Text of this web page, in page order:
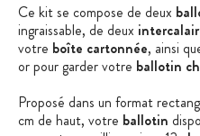
Ce kit se compose de deux
ingraissable, de deux
votre boîte cartonnée, ainsi
or pour garder votre ballotin
Proposé dans un format
cm de haut, votre ballotin